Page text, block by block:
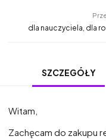
dla nauczyciela, dla
SZCZEGÓŁY
Witam,
Zachęcam do zakupu